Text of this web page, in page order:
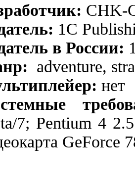
CHK-
1C
в России:
adventure,
нет
7; Pentium 4
GeForce